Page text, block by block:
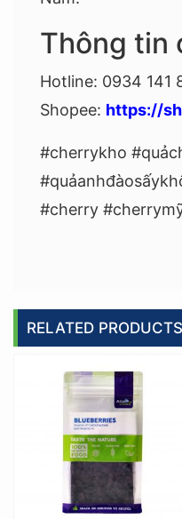
Thông tin
Hotline: 0934 141
Shopee: https://
#cherrykho
#cherry
RELATED PRODUCTS